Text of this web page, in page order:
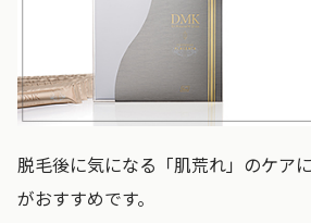
脱毛後に気になる「肌荒れ」のケア
がおすすめです。